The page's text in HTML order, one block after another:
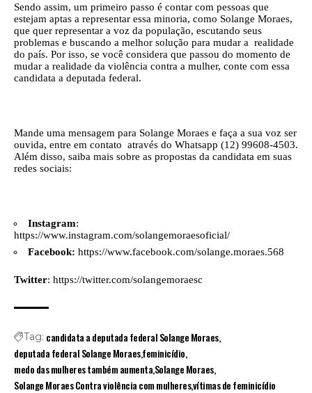
Sendo assim, um primeiro passo é contar com pessoas que
estejam aptas a representar essa minoria, como Solange Moraes,
que quer representar a voz da população, escutando seus
problemas e buscando a melhor solução para mudar a realidade
do país. Por isso, se você considera que passou do momento de
mudar a realidade da violência contra a mulher, conte com essa
candidata a deputada federal.
Mande uma mensagem para Solange Moraes e faça a sua voz ser
ouvida, entre em contato através do Whatsapp (12) 99608-4503.
Além disso, saiba mais sobre as propostas da candidata em suas
redes sociais:
Instagram:
https://www.instagram.com/solangemoraesoficial/
Facebook: https://www.facebook.com/solange.moraes.568
Twitter: https://twitter.com/solangemoraesc
Tag: candidata a deputada federal Solange Moraes
deputada federal Solange Moraesfeminicídio
medo das mulheres também aumentaSolange Moraes
Solange Moraes Contra violência com mulheresvítimas de feminicídio